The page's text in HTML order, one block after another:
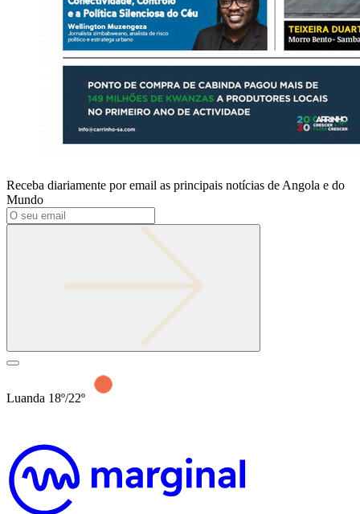
Receba diariamente por email as principais notícias de Angola e do
Mundo
Luanda 18º/22º